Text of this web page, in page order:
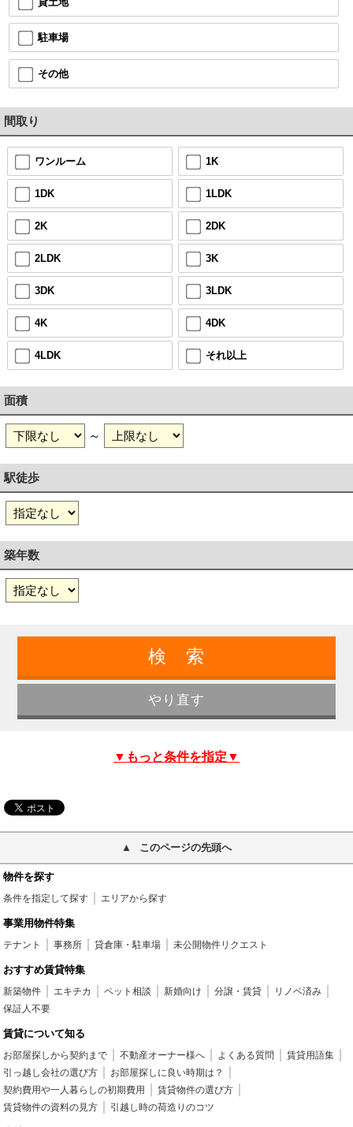
駐車場
その他
間取り
ワンルーム 1K
1DK 1LDK
2K 2DK
2LDK 3K
3DK 3LDK
4K 4DK
4LDK それ以上
面積
～
駅徒歩
築年数
▼もっと条件を指定▼
このページの先頭へ
物件を探す
条件を指定して探す エリアから探す
事業用物件特集
テナント 事務所 貸倉庫・駐車場 未公開物件リクエスト
おすすめ賃貸特集
新築物件 エキチカ ペット相談 新婚向け 分譲・賃貸
リノベ済み
保証人不要
賃貸について知る
お部屋探しから契約まで 不動産オーナー様へ よくある質問
賃貸用語集
引っ越し会社の選び方
お部屋探しに良い時期は？
契約費用や一人暮らしの初期費用
賃貸物件の選び方
賃貸物件の資料の見方
引越し時の荷造りのコツ